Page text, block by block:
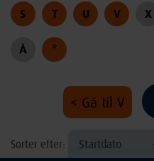
S T U V X
Å *
< Gå til V
Sorter efter: Startdato